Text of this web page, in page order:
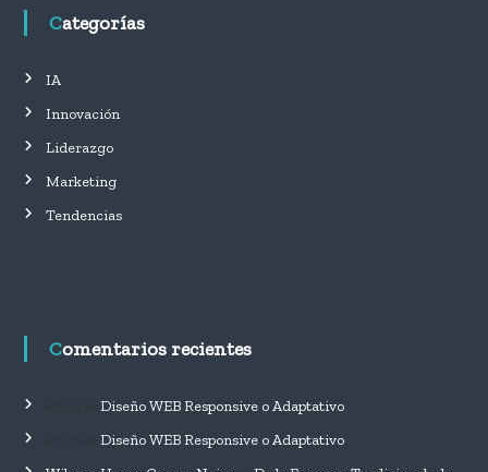
Categorías
IA
Innovación
Liderazgo
Marketing
Tendencias
Comentarios recientes
Diseño WEB Responsive o Adaptativo
Diseño WEB Responsive o Adaptativo